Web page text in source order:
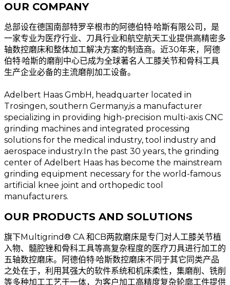
OUR COMPANY
总部设在德国南部特罗辛根市的阿德伯特·哈斯有限公司，是
一家专业为医疗行业、刀具行业和航空航天工业提供高精密多
轴数控磨床和整体加工解决方案的制造商。近30年来，阿德
伯特·哈斯的磨削中心已成为全球著名人工膝关节和骨科工具
生产企业必备的主流磨削加工设备。
Adelbert Haas GmbH, headquarter located in
Trosingen, southern Germany,is a manufacturer
specializing in providing high-precision multi-axis CNC
grinding machines and integrated processing
solutions for the medical industry, tool industry and
aerospace industry.In the past 30 years, the grinding
center of Adelbert Haas has become the mainstream
grinding equipment necessary for the world-famous
artificial knee joint and orthopedic tool
manufacturers.
OUR PRODUCTS AND SOLUTIONS
旗下Multigrind® CA 和CB两款磨床是专门对人工膝关节植
入物、髓腔锉和骨科工具等高复杂程度的医疗刀具进行加工的
五轴数控磨床。阿德伯特·哈斯数控磨床不同于其它同类产品
之处在于，利用其强大的软件系统和机床柔性，集磨削、铣削
等多种加工工艺于一体，为客户加工高精度复杂轮廓工件提供